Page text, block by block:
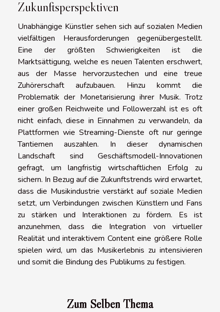
Zukunftsperspektiven
Unabhängige Künstler sehen sich auf sozialen Medien
vielfältigen Herausforderungen gegenübergestellt.
Eine der größten Schwierigkeiten ist die
Marktsättigung, welche es neuen Talenten erschwert,
aus der Masse hervorzustechen und eine treue
Zuhörerschaft aufzubauen. Hinzu kommt die
Problematik der Monetarisierung ihrer Musik. Trotz
einer großen Reichweite und Followerzahl ist es oft
nicht einfach, diese in Einnahmen zu verwandeln, da
Plattformen wie Streaming-Dienste oft nur geringe
Tantiemen auszahlen. In dieser dynamischen
Landschaft sind Geschäftsmodell-Innovationen
gefragt, um langfristig wirtschaftlichen Erfolg zu
sichern. In Bezug auf die Zukunftstrends wird erwartet,
dass die Musikindustrie verstärkt auf soziale Medien
setzt, um Verbindungen zwischen Künstlern und Fans
zu stärken und Interaktionen zu fördern. Es ist
anzunehmen, dass die Integration von virtueller
Realität und interaktivem Content eine größere Rolle
spielen wird, um das Musikerlebnis zu intensivieren
und somit die Bindung des Publikums zu festigen.
Zum Selben Thema